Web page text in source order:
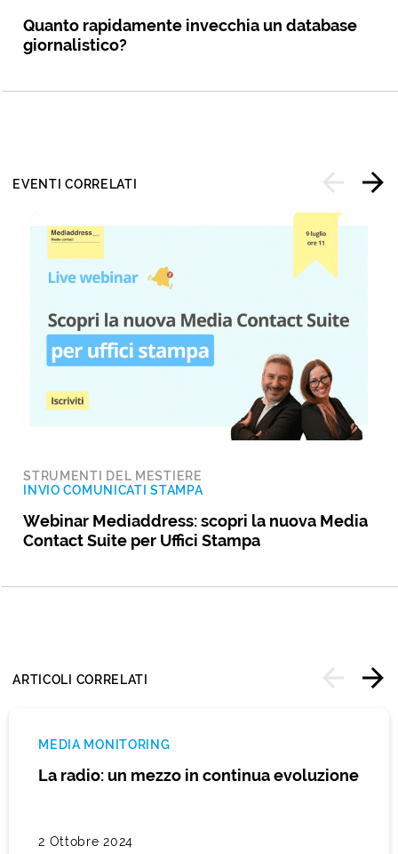
Quanto rapidamente invecchia un database
giornalistico?
EVENTI CORRELATI
STRUMENTI DEL MESTIERE
INVIO COMUNICATI STAMPA
Webinar Mediaddress: scopri la nuova Media
Contact Suite per Uffici Stampa
ARTICOLI CORRELATI
MEDIA MONITORING
La radio: un mezzo in continua evoluzione
2 Ottobre 2024